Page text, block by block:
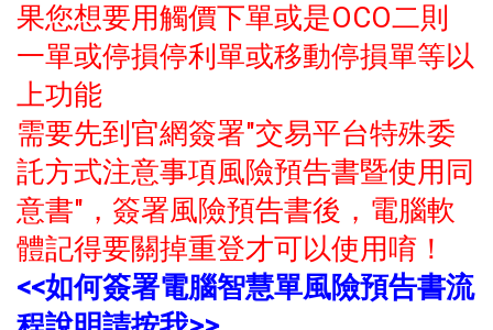
果您想要用觸價下單或是OCO二則
一單或停損停利單或移動停損單等以
上功能
需要先到官網簽署"交易平台特殊委
託方式注意事項風險預告書暨使用同
意書"，簽署風險預告書後，電腦軟
體記得要關掉重登才可以使用唷！
<<如何簽署電腦智慧單風險預告書流